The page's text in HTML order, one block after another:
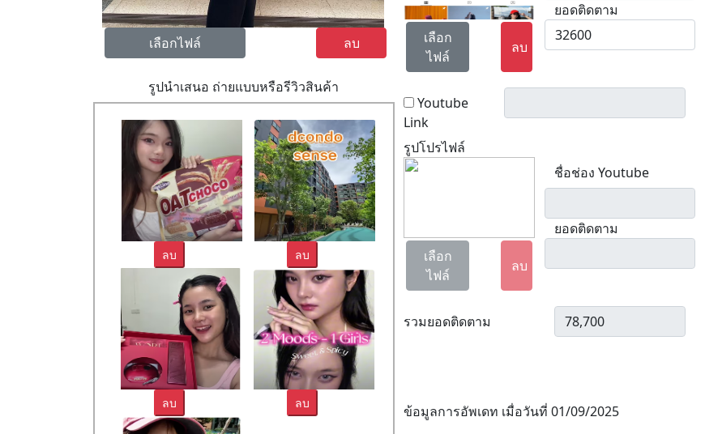
เลือกไฟล์ ลบ
รูปนำเสนอ ถ่ายแบบหรือรีวิวสินค้า
ลบ ลบ
ลบ ลบ
เลือก
ไฟล์
ลบ
ยอดติดตาม
Youtube
Link
รูปโปรไฟล์
เลือก
ไฟล์
ลบ
ชื่อช่อง Youtube
ยอดติดตาม
รวมยอดติดตาม
ข้อมูลการอัพเดท เมื่อวันที่ 01/09/2025